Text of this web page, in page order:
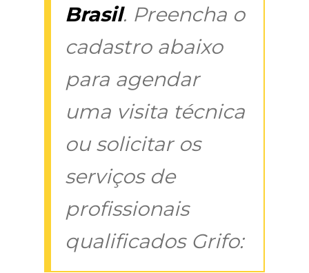
Brasil. Preencha o
cadastro abaixo
para agendar
uma visita técnica
ou solicitar os
serviços de
profissionais
qualificados Grifo: